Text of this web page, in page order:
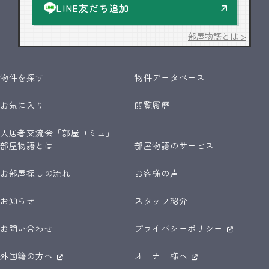
LINE友だち追加
部屋物語とは >
物件を探す 物件データベース
お気に入り 閲覧履歴
入居者交流会「部屋コミュ」
部屋物語とは
部屋物語のサービス
お部屋探しの流れ お客様の声
お知らせ スタッフ紹介
お問い合わせ プライバシーポリシー
外国籍の方へ
オーナー様へ